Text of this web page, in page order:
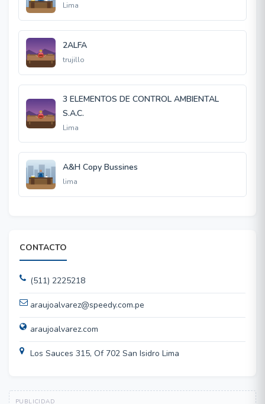
Lima
2ALFA
trujillo
3 ELEMENTOS DE CONTROL AMBIENTAL
S.A.C.
Lima
A&H Copy Bussines
lima
CONTACTO
(511) 2225218
araujoalvarez@speedy.com.pe
araujoalvarez.com
Los Sauces 315, Of 702 San Isidro Lima